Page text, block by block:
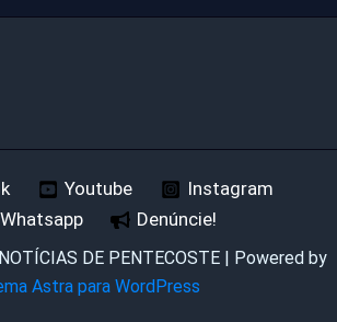
Youtube
Instagram
Whatsapp
Denúncie!
DE PENTECOSTE | Powered by
Astra para WordPress